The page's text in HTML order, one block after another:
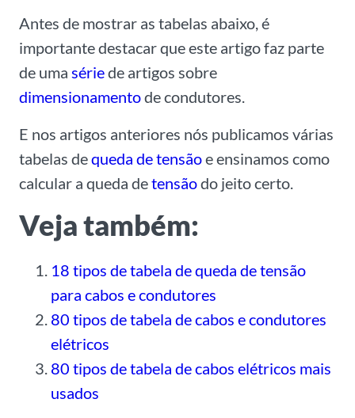
Antes de mostrar as tabelas abaixo, é
importante destacar que este artigo faz parte
de uma sériede artigos sobre
dimensionamentode condutores.
E nos artigos anteriores nós publicamos várias
tabelas dequeda de tensãoe ensinamos como
calcular a queda detensãodo jeito certo.
Veja também:
18 tipos de tabela de queda de tensão
para cabos e condutores
80 tipos de tabela de cabos e condutores
elétricos
80 tipos de tabela de cabos elétricos mais
usados